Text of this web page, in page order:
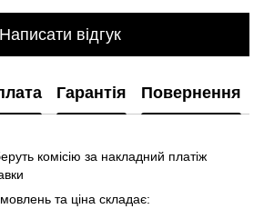
Написати відгук
Гарантія Повернення
комісію за накладний платіж
та ціна складає: